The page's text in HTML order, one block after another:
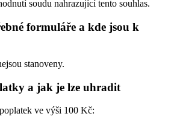
soudu nahrazující tento souhlas.
formuláře a kde jsou k
stanoveny.
a jak je lze uhradit
ve výši 100 Kč: